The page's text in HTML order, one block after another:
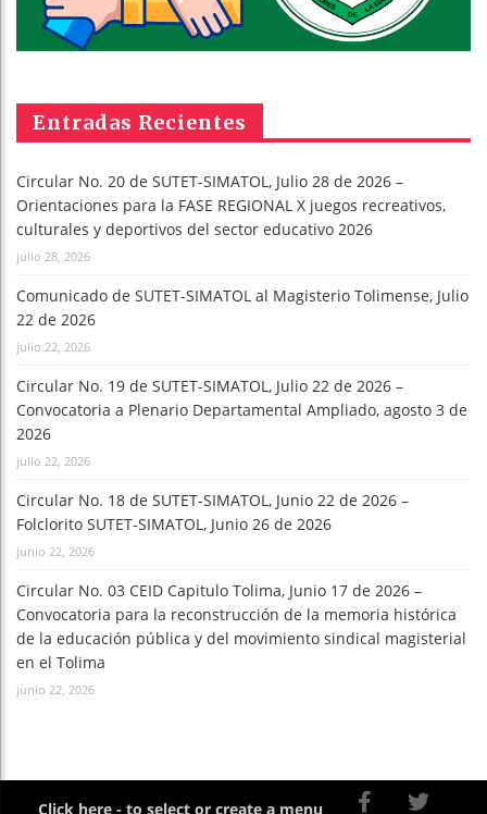
Entradas Recientes
Circular No. 20 de SUTET-SIMATOL, Julio 28 de 2026 –
Orientaciones para la FASE REGIONAL X juegos recreativos,
culturales y deportivos del sector educativo 2026
julio 28, 2026
Comunicado de SUTET-SIMATOL al Magisterio Tolimense, Julio
22 de 2026
julio 22, 2026
Circular No. 19 de SUTET-SIMATOL, Julio 22 de 2026 –
Convocatoria a Plenario Departamental Ampliado, agosto 3 de
2026
julio 22, 2026
Circular No. 18 de SUTET-SIMATOL, Junio 22 de 2026 –
Folclorito SUTET-SIMATOL, Junio 26 de 2026
junio 22, 2026
Circular No. 03 CEID Capitulo Tolima, Junio 17 de 2026 –
Convocatoria para la reconstrucción de la memoria histórica
de la educación pública y del movimiento sindical magisterial
en el Tolima
junio 22, 2026
Click here - to select or create a menu